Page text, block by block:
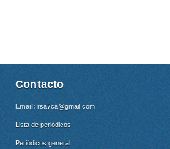
Contacto
Email: rsa7ca@gmail.com
Lista de periódicos
Periódicos general